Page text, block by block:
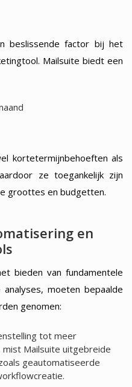
beslissende factor bij het
Mailsuite biedt een
kortetermijnbehoeften als
ze toegankelijk zijn
groottes en budgetten.
en
bieden van fundamentele
moeten bepaalde
genomen:
tot meer
Mailsuite uitgebreide
geautomatiseerde